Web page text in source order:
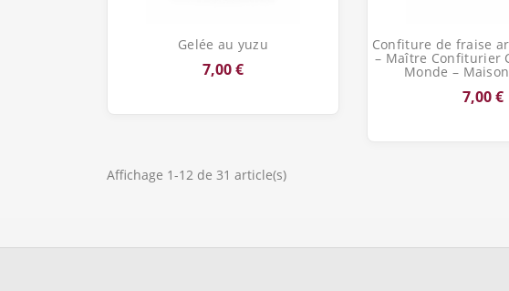
Aperçu rapide
Gelée au yuzu
7,00 €
Aperçu
Confiture de fraise
– Maître Confiturier
Monde –
7,00 €
Affichage 1-12 de 31 article(s)